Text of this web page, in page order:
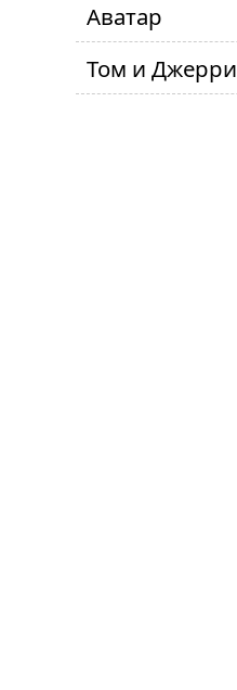
Аватар
Том и Джерри